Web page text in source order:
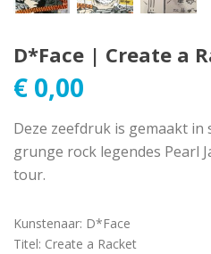
D*Face | Create a
€ 0,00
Deze zeefdruk is gemaakt
grunge rock legendes Pearl
tour.
Kunstenaar: D*Face
Titel: Create a Racket